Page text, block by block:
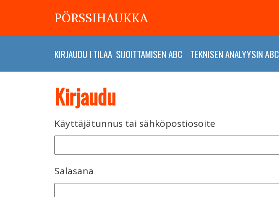
PÖRSSIHAUKKA
KIRJAUDU I TILAA SIJOITTAMISEN ABC TEKNISEN ANALYYSIN ABC
Kirjaudu
Käyttäjätunnus tai sähköpostiosoite
Salasana